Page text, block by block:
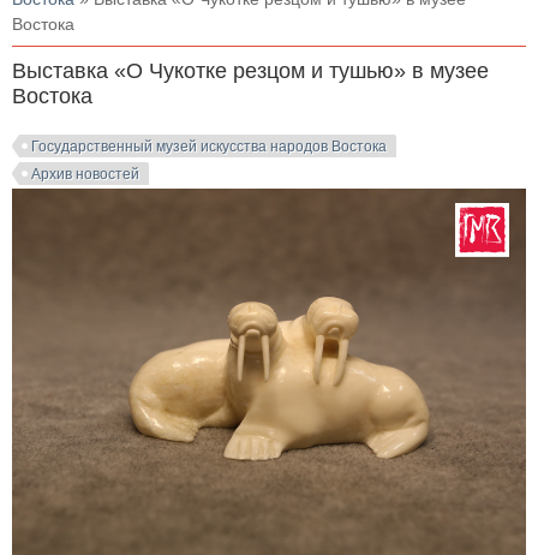
Востока
Выставка «О Чукотке резцом и тушью» в музее
Востока
Государственный музей искусства народов Востока
Архив новостей